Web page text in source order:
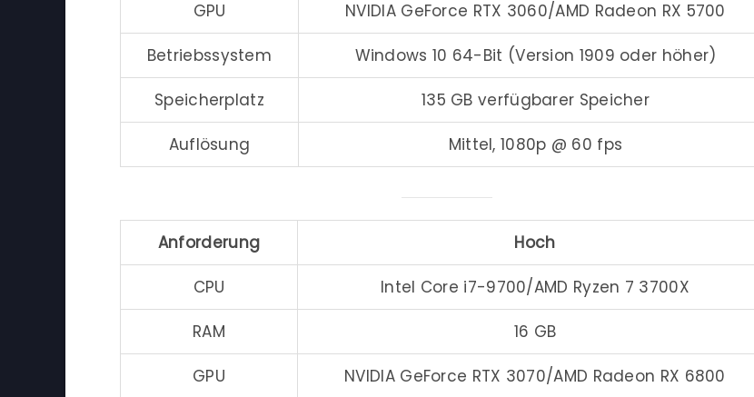
GPU NVIDIA GeForce RTX 3060/AMD Radeon RX 5700
Betriebssystem Windows 10 64-Bit (Version 1909 oder höher)
Speicherplatz 135 GB verfügbarer Speicher
Auflösung Mittel, 1080p @ 60 fps
Anforderung Hoch
CPU Intel Core i7-9700/AMD Ryzen 7 3700X
RAM 16 GB
GPU NVIDIA GeForce RTX 3070/AMD Radeon RX 6800